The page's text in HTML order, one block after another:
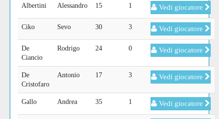
Albertini Alessandro 15 1 Vedi giocatore
Ciko Sevo 30 3 Vedi giocatore
De
Ciancio
Rodrigo 24 0 Vedi giocatore
De
Cristofaro
Antonio 17 3 Vedi giocatore
Gallo Andrea 35 1 Vedi giocatore